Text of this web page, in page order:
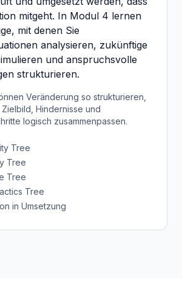
mitgeht. In Modul 4 lernen
mit denen Sie
analysieren, zukünftige
und anspruchsvolle
strukturieren.
Veränderung so strukturieren,
Hindernisse und
logisch zusammenpassen.
Tree
Tree
Tree
Tree
in Umsetzung